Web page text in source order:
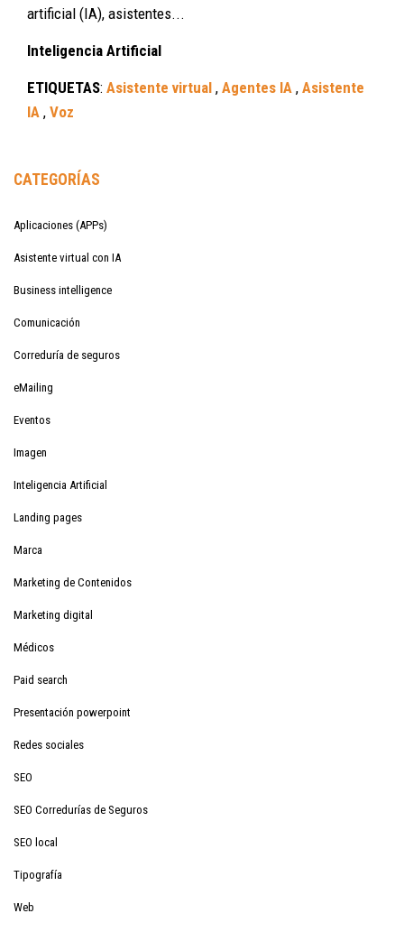
artificial (IA), asistentes...
Inteligencia Artificial
ETIQUETAS: Asistente virtual , Agentes IA , Asistente
IA , Voz
CATEGORÍAS
Aplicaciones (APPs)
Asistente virtual con IA
Business intelligence
Comunicación
Correduría de seguros
eMailing
Eventos
Imagen
Inteligencia Artificial
Landing pages
Marca
Marketing de Contenidos
Marketing digital
Médicos
Paid search
Presentación powerpoint
Redes sociales
SEO
SEO Corredurías de Seguros
SEO local
Tipografía
Web